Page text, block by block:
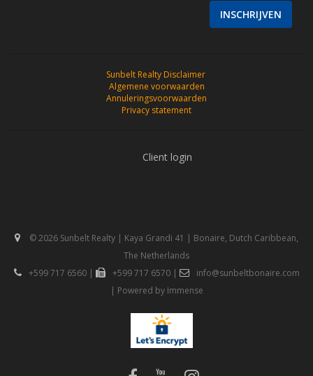
INSCHRIJVEN
Sunbelt Realty Disclaimer
Algemene voorwaarden
Annuleringsvoorwaarden
Privacy statement
Client login
© 2026 Sunbelt Realty | Kaya Grandi 41 | Bonaire, Dutch Caribbean,
The Netherlands
+599 717 6560| +599 717 6570|
info@sunbeltbonaire.com
| Powered by Immense